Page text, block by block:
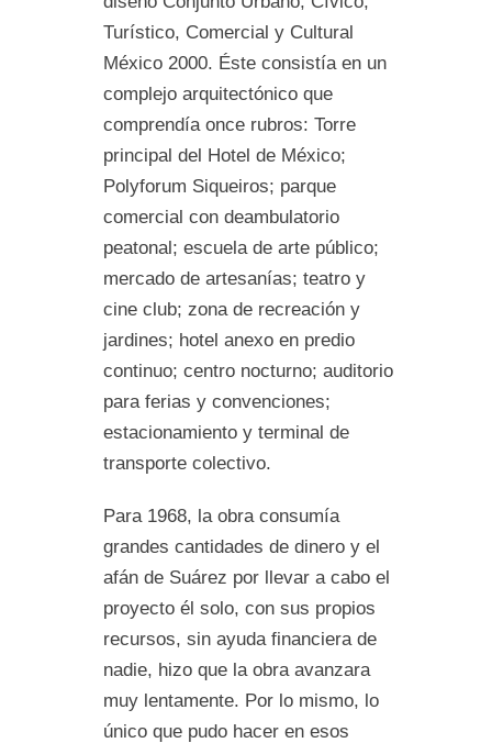
Turístico, Comercial y Cultural
México 2000. Éste consistía en un
complejo arquitectónico que
comprendía once rubros: Torre
principal del Hotel de México;
Polyforum Siqueiros; parque
comercial con deambulatorio
peatonal; escuela de arte público;
mercado de artesanías; teatro y
cine club; zona de recreación y
jardines; hotel anexo en predio
continuo; centro nocturno; auditorio
para ferias y convenciones;
estacionamiento y terminal de
transporte colectivo.
Para 1968, la obra consumía
grandes cantidades de dinero y el
afán de Suárez por llevar a cabo el
proyecto él solo, con sus propios
recursos, sin ayuda financiera de
nadie, hizo que la obra avanzara
muy lentamente. Por lo mismo, lo
único que pudo hacer en esos